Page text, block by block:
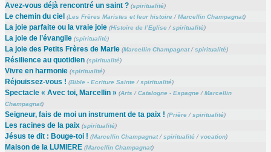
Avez-vous déjà rencontré un saint ? (spiritualité)
Le chemin du ciel (Les Frères Maristes et leur histoire/Marcellin Champagnat)
La joie parfaite ou la vraie joie (Histoire de l’Eglise/ spiritualité)
La joie de l’évangile (spiritualité)
La joie des Petits Frères de Marie (Marcellin Champagnat/ spiritualité)
Résilience au quotidien (spiritualité)
Vivre en harmonie (spiritualité)
Réjouissez-vous ! (Bible - Ecriture Sainte/spiritualité)
Spectacle « Avec toi, Marcellin » (Arts /Catalogne - Espagne/Marcellin
Champagnat)
Seigneur, fais de moi un instrument de ta paix ! (Prière/spiritualité)
Les racines de la paix (spiritualité)
Jésus te dit : Bouge-toi ! (Marcellin Champagnat/spiritualité/vocation)
Maison de la LUMIERE (Marcellin Champagnat)